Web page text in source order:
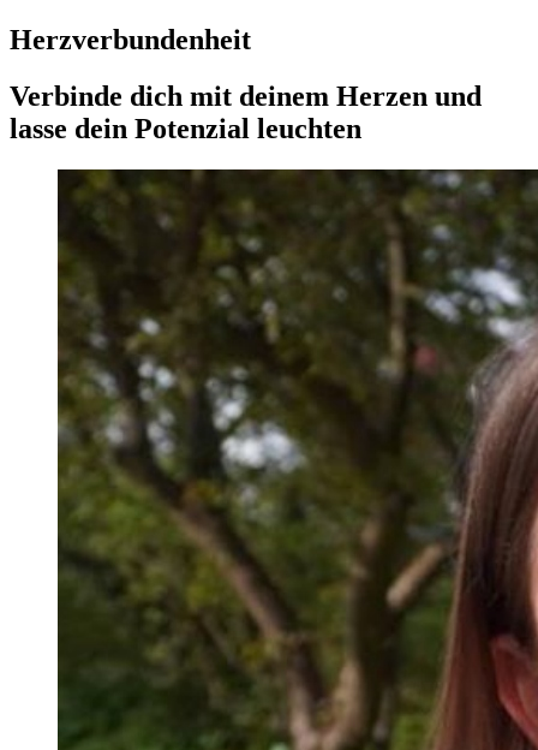
Herzverbundenheit
Verbinde dich mit deinem Herzen und
lasse dein Potenzial leuchten